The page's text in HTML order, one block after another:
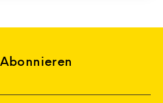
Abonnieren